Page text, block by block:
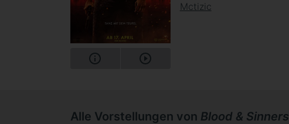
Mctizic
Alle Vorstellungen von Blood & Sinners